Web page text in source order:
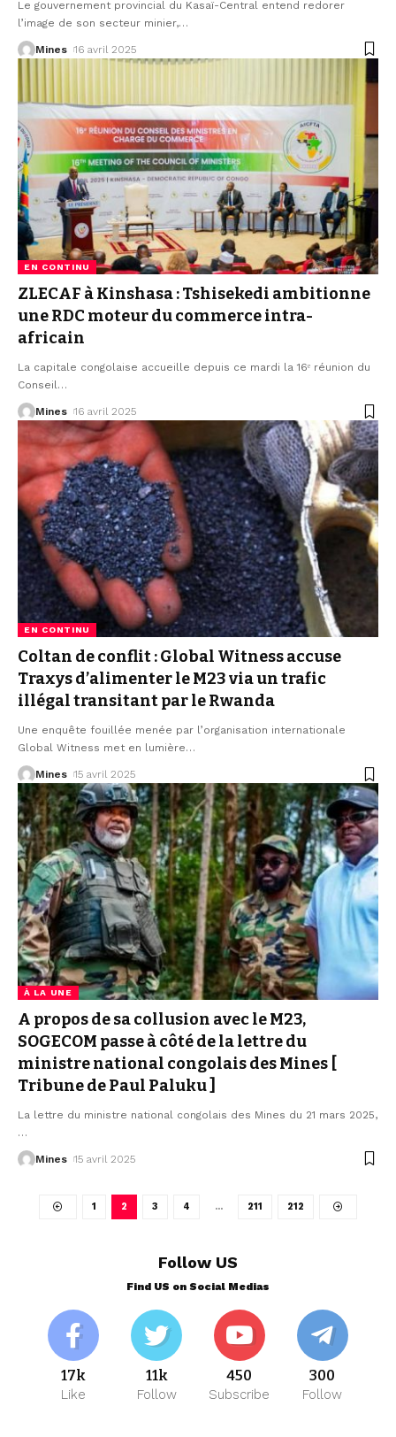
Le gouvernement provincial du Kasaï-Central entend redorer
l’image de son secteur minier,…
Mines 16 avril 2025
EN CONTINU
ZLECAF à Kinshasa : Tshisekedi ambitionne
une RDC moteur du commerce intra-
africain
La capitale congolaise accueille depuis ce mardi la 16ᵉ réunion du
Conseil…
Mines 16 avril 2025
EN CONTINU
Coltan de conflit : Global Witness accuse
Traxys d’alimenter le M23 via un trafic
illégal transitant par le Rwanda
Une enquête fouillée menée par l’organisation internationale
Global Witness met en lumière…
Mines 15 avril 2025
À LA UNE
A propos de sa collusion avec le M23,
SOGECOM passe à côté de la lettre du
ministre national congolais des Mines [
Tribune de Paul Paluku ]
La lettre du ministre national congolais des Mines du 21 mars 2025,
…
Mines 15 avril 2025
1 2 3 4 … 211 212
Follow US
Find US on Social Medias
17k
Like
11k
Follow
450
Subscribe
300
Follow